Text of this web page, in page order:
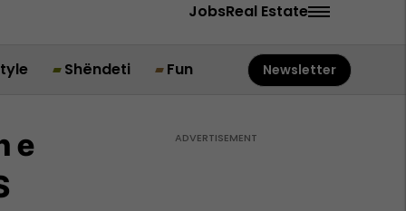
JobsReal Estate
Shëndeti Fun Newsletter
e